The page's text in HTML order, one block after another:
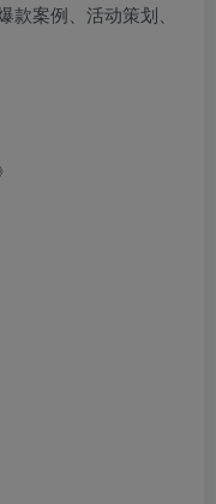
案例、活动策划、